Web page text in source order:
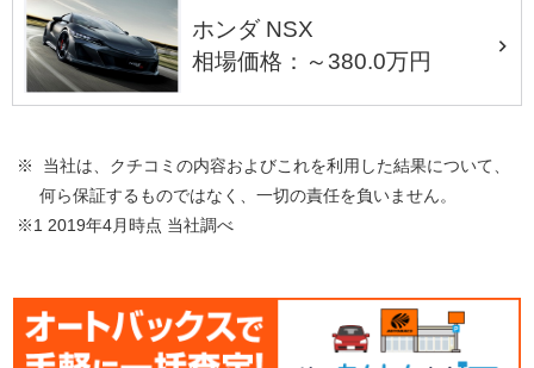
ホンダ NSX
相場価格：～380.0万円
※ 当社は、クチコミの内容およびこれを利用した結果について、
何ら保証するものではなく、一切の責任を負いません。
※1 2019年4月時点 当社調べ